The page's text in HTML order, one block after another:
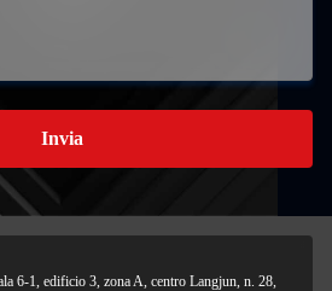
Invia
6-1, edificio 3, zona A, centro Langjun, n. 28,